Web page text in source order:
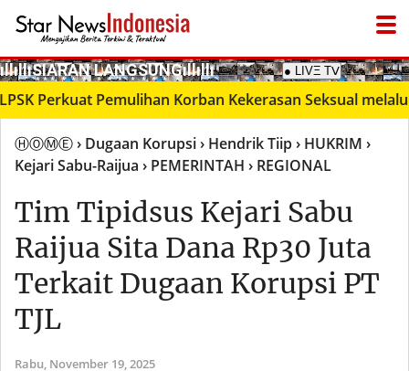
­ıllıllıS͙I͙A͙R͙A͙N͙ L͙A͙N͙G͙S͙U͙N͙G͙ıllıllı ● LIVΞ Tᐯ
Pemulihan Korban Kekerasan Seksual melalui
ⒽⓄⓂⒺ› Dugaan Korupsi› Hendrik Tiip› HUKRIM ›
Kejari Sabu-Raijua › PEMERINTAH › REGIONAL
Tim Tipidsus Kejari Sabu
Raijua Sita Dana Rp30 Juta
Terkait Dugaan Korupsi PT
TJL
Rabu, November 19, 2025